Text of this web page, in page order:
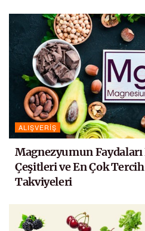
ALIŞVERIŞ
Magnezyumun
Çeşitleri ve En Çok
Takviyeleri